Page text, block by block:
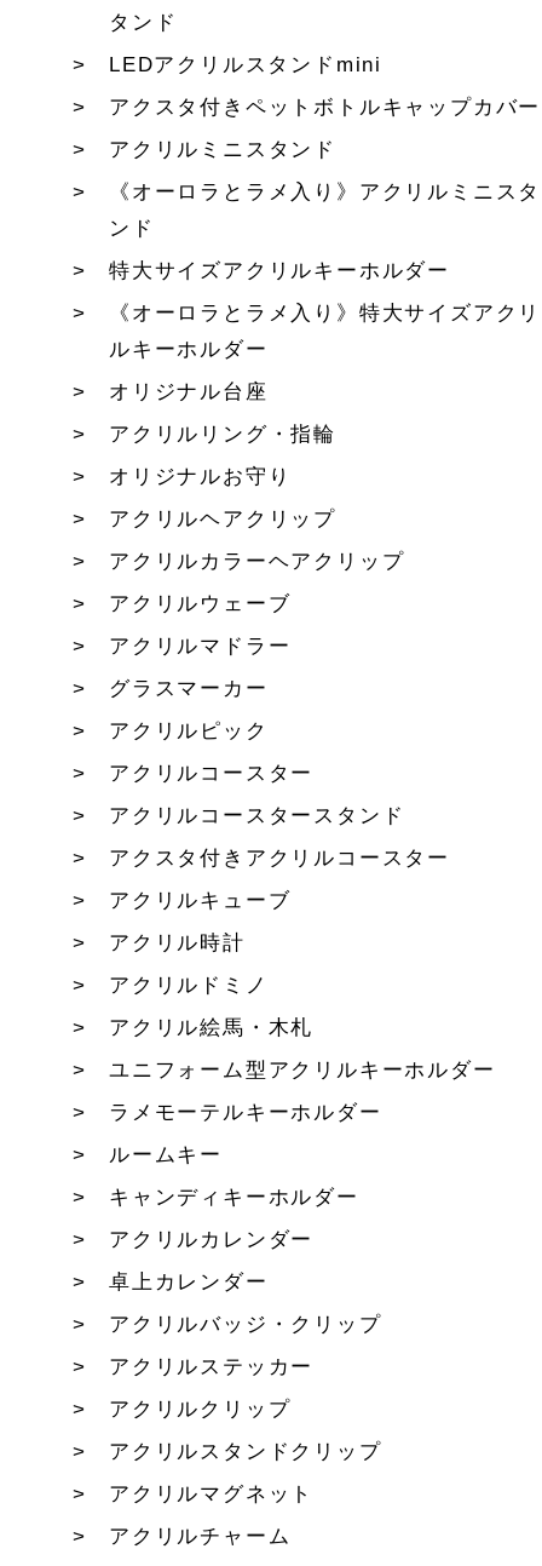
タンド
LEDアクリルスタンドmini
アクスタ付きペットボトルキャップカバー
アクリルミニスタンド
《オーロラとラメ入り》アクリルミニスタ
ンド
特大サイズアクリルキーホルダー
《オーロラとラメ入り》特大サイズアクリ
ルキーホルダー
オリジナル台座
アクリルリング・指輪
オリジナルお守り
アクリルヘアクリップ
アクリルカラーヘアクリップ
アクリルウェーブ
アクリルマドラー
グラスマーカー
アクリルピック
アクリルコースター
アクリルコースタースタンド
アクスタ付きアクリルコースター
アクリルキューブ
アクリル時計
アクリルドミノ
アクリル絵馬・木札
ユニフォーム型アクリルキーホルダー
ラメモーテルキーホルダー
ルームキー
キャンディキーホルダー
アクリルカレンダー
卓上カレンダー
アクリルバッジ・クリップ
アクリルステッカー
アクリルクリップ
アクリルスタンドクリップ
アクリルマグネット
アクリルチャーム